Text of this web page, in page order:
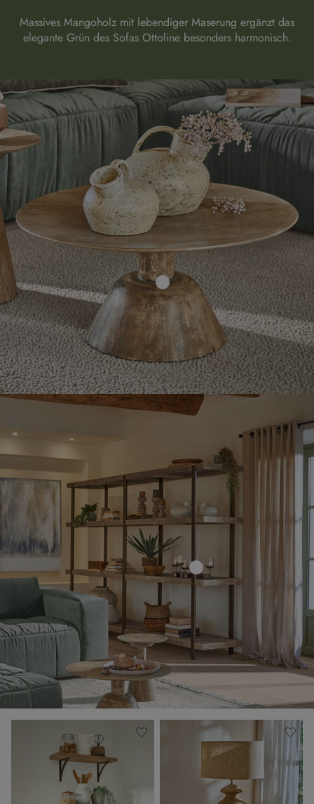
Massives Mangoholz mit lebendiger Maserung ergänzt das
elegante Grün des Sofas Ottoline besonders harmonisch.